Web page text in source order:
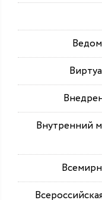
Внутренний